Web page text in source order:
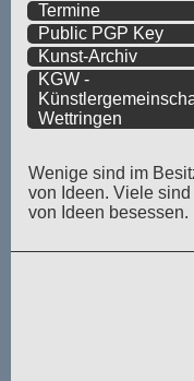
Termine
Public PGP Key
Kunst-Archiv
KGW -
Wettringen
Wenige sind im
von Ideen. Viele sind
von Ideen besessen.